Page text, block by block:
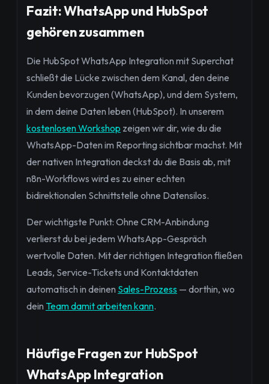
Fazit: WhatsApp und HubSpot
gehören zusammen
Die HubSpot WhatsApp Integration mit Superchat
schließt die Lücke zwischen dem Kanal, den deine
Kunden bevorzugen (WhatsApp), und dem System,
in dem deine Daten leben (HubSpot). In unserem
kostenlosen Workshop zeigen wir dir, wie du die
WhatsApp-Daten im Reporting sichtbar machst. Mit
der nativen Integration deckst du die Basis ab, mit
n8n-Workflows wird es zu einer echten
bidirektionalen Schnittstelle ohne Datensilos.
Der wichtigste Punkt: Ohne CRM-Anbindung
verlierst du bei jedem WhatsApp-Gespräch
wertvolle Daten. Mit der richtigen Integration fließen
Leads, Service-Tickets und Kontaktdaten
automatisch in deinen Sales-Prozess — dorthin, wo
dein Team damit arbeiten kann.
Häufige Fragen zur HubSpot
WhatsApp Integration